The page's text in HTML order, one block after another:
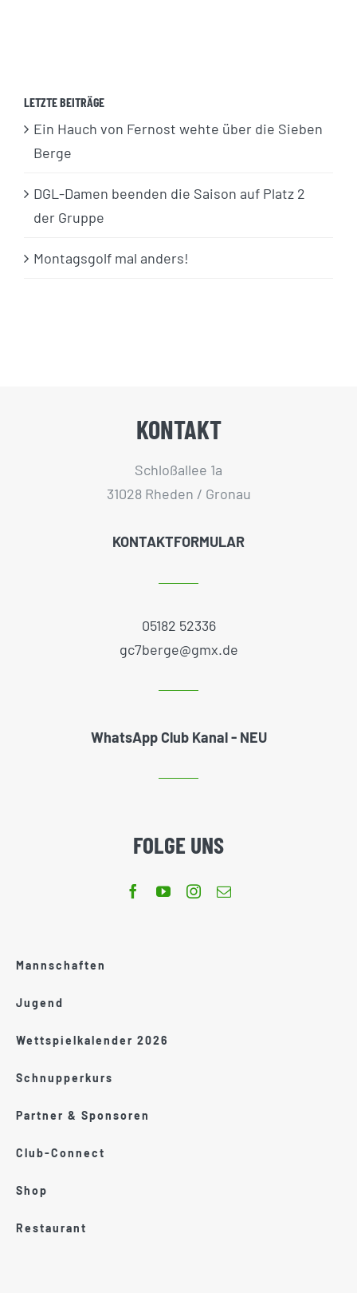
LETZTE BEITRÄGE
Ein Hauch von Fernost wehte über die Sieben
Berge
DGL-Damen beenden die Saison auf Platz 2
der Gruppe
Montagsgolf mal anders!
KONTAKT
Schloßallee 1a
31028 Rheden / Gronau
KONTAKTFORMULAR
05182 52336
gc7berge@gmx.de
WhatsApp Club Kanal - NEU
FOLGE UNS
Mannschaften
Jugend
Wettspielkalender 2026
Schnupperkurs
Partner & Sponsoren
Club-Connect
Shop
Restaurant